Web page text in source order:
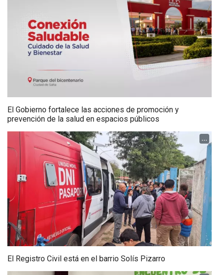
El Gobierno fortalece las acciones de promoción y
prevención de la salud en espacios públicos
...
El Registro Civil está en el barrio Solís Pizarro